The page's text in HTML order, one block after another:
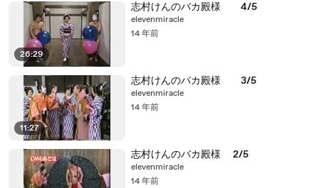
26:29
志村けんのバカ殿様 4/5
elevenmiracle
14 年前
11:27
志村けんのバカ殿様 3/5
elevenmiracle
14 年前
志村けんのバカ殿様 2/5
elevenmiracle
14 年前